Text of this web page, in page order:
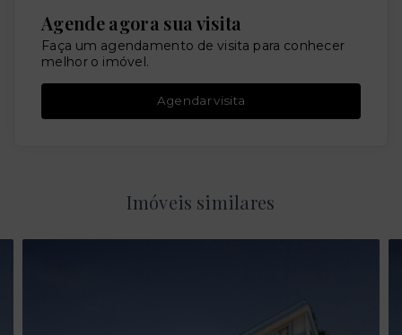
Agende agora sua visita
Faça um agendamento de visita para conhecer
melhor o imóvel.
Agendar visita
Imóveis similares